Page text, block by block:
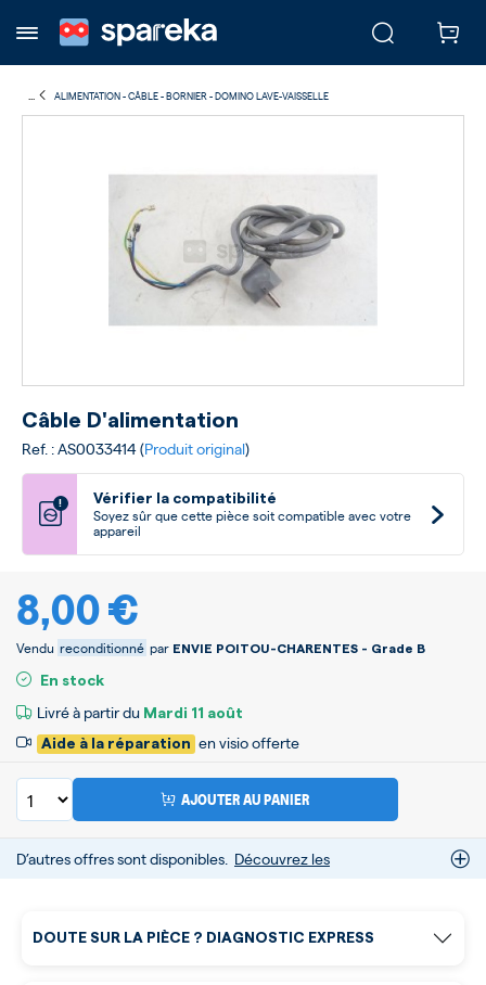
ALIMENTATION - CÂBLE - BORNIER - DOMINO LAVE-VAISSELLE
Câble D'alimentation
Ref. : AS0033414 (Produit original)
! Vérifier la compatibilité
Soyez sûr que cette pièce soit compatible avec votre
appareil
8,00 €
Vendu reconditionné par ENVIE POITOU-CHARENTES - Grade B
En stock
Livré à partir du Mardi 11 août
Aide à la réparation en visio offerte
AJOUTER AU PANIER
D’autres offres sont disponibles. Découvrez les
DOUTE SUR LA PIÈCE ? DIAGNOSTIC EXPRESS